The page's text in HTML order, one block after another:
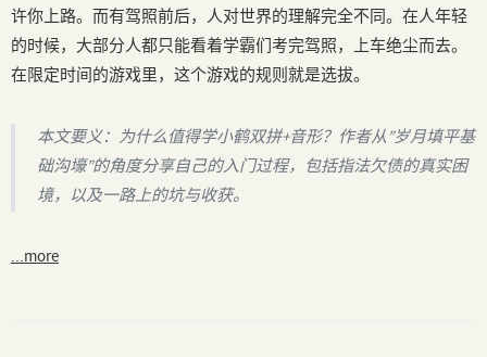
许你上路。而有驾照前后，人对世界的理解完全不同。在人年轻
的时候，大部分人都只能看着学霸们考完驾照，上车绝尘而去。
在限定时间的游戏里，这个游戏的规则就是选拔。
本文要义：为什么值得学小鹤双拼+音形？作者从”岁月填平基
础沟壕”的角度分享自己的入门过程，包括指法欠债的真实困
境，以及一路上的坑与收获。
...more